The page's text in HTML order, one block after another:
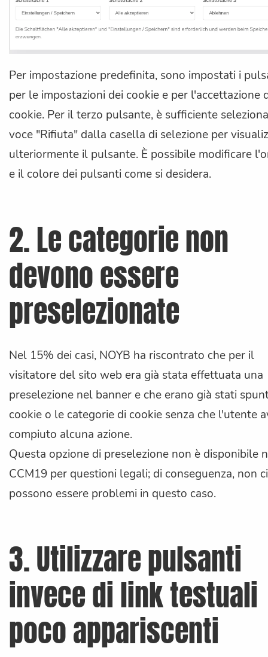
Per impostazione predefinita, sono impostati i
per le impostazioni dei cookie e per l'accettazione
cookie. Per il terzo pulsante, è sufficiente
voce "Rifiuta" dalla casella di selezione per
ulteriormente il pulsante. È possibile modificare
e il colore dei pulsanti come si desidera.
2. Le categorie non
devono essere
preselezionate
Nel 15% dei casi, NOYB ha riscontrato che per il
visitatore del sito web era già stata effettuata una
preselezione nel banner e che erano già stati
cookie o le categorie di cookie senza che l'utente
compiuto alcuna azione.
Questa opzione di preselezione non è disponibile
CCM19 per questioni legali; di conseguenza, non ci
possono essere problemi in questo caso.
3. Utilizzare pulsanti
invece di link testuali
poco appariscenti